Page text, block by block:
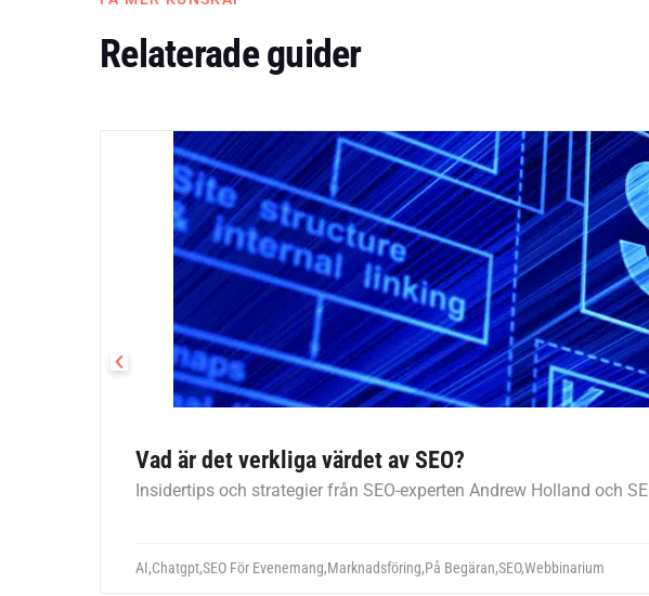
Relaterade guider
Vad är det verkliga värdet av SEO?
Insidertips och strategier från SEO-experten Andrew Holland och
AI,Chatgpt,SEO För Evenemang,Marknadsföring,På Begäran,SEO,Webbinarium